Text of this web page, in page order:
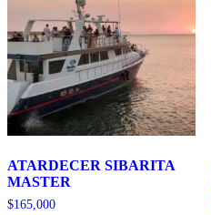
ATARDECER SIBARITA
MASTER
$165,000